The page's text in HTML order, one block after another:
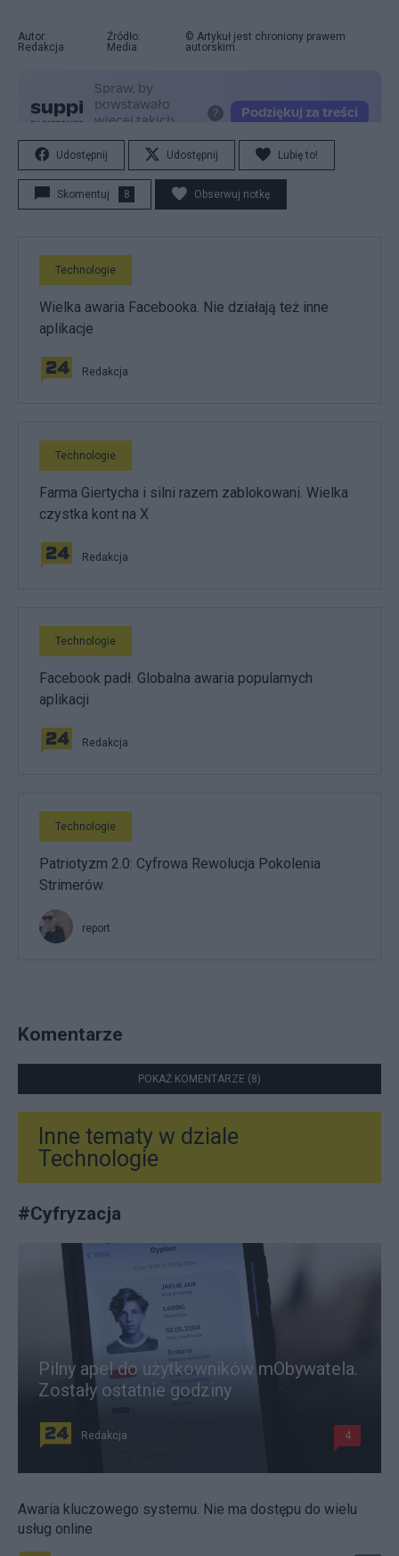
Autor:
Redakcja
Źródło:
Media
© Artykuł jest chroniony prawem
autorskim.
Udostępnij Udostępnij Lubię to!
Skomentuj 8 Obserwuj notkę
Technologie
Wielka awaria Facebooka. Nie działają też inne
aplikacje
Redakcja
Technologie
Farma Giertycha i silni razem zablokowani. Wielka
czystka kont na X
Redakcja
Technologie
Facebook padł. Globalna awaria popularnych
aplikacji
Redakcja
Technologie
Patriotyzm 2.0: Cyfrowa Rewolucja Pokolenia
Strimerów.
report
Komentarze
POKAŻ KOMENTARZE (8)
Inne tematy w dziale
Technologie
#Cyfryzacja
Pilny apel do użytkowników mObywatela.
Zostały ostatnie godziny
Redakcja 4
Awaria kluczowego systemu. Nie ma dostępu do wielu
usług online